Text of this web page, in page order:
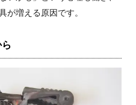
が増える原因です。